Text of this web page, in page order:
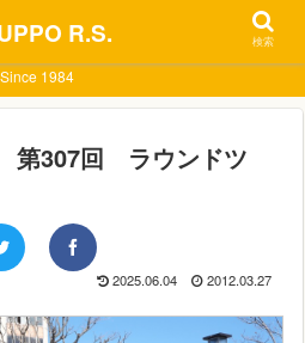
Since 1984
307回 ラウンドツ
2025.06.04 2012.03.27
R.S. 検索